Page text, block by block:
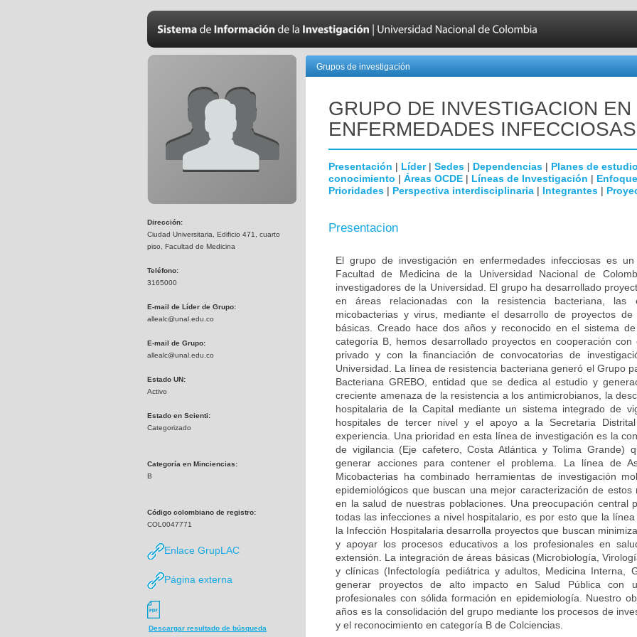
Dirección:
Ciudad Universitaria, Edificio 471, cuarto
piso, Facultad de Medicina
Teléfono:
3165000
E-mail de Líder de Grupo:
allealc@unal.edu.co
E-mail de Grupo:
allealc@unal.edu.co
Estado UN:
Activo
Estado en Scienti:
Categorizado
Categoría en Minciencias:
B
Código colombiano de registro:
COL0047771
Enlace GrupLAC
Página externa
Descargar resultado de búsqueda
Grupos de investigación
GRUPO DE INVESTIGACION EN
ENFERMEDADES INFECCIOSAS
Presentación | Líder| Sedes | Dependencias | Planes de
conocimiento | Áreas OCDE | Líneas de Investigación |
Prioridades | Perspectiva interdisciplinaria | Integrantes |
Presentacion
El grupo de investigación en enfermedades infecciosas es
Facultad de Medicina de la Universidad Nacional de
investigadores de la Universidad. El grupo ha desarrollado
en áreas relacionadas con la resistencia bacteriana, las
micobacterias y virus, mediante el desarrollo de proyectos
básicas. Creado hace dos años y reconocido en el sistema
categoría B, hemos desarrollado proyectos en cooperación
privado y con la financiación de convocatorias de
Universidad. La línea de resistencia bacteriana generó el Grupo
Bacteriana GREBO, entidad que se dedica al estudio y
creciente amenaza de la resistencia a los antimicrobianos, la
hospitalaria de la Capital mediante un sistema integrado de
hospitales de tercer nivel y el apoyo a la Secretaria
experiencia. Una prioridad en esta línea de investigación es la
de vigilancia (Eje cafetero, Costa Atlántica y Tolima Grande)
generar acciones para contener el problema. La línea de
Micobacterias ha combinado herramientas de investigación
epidemiológicos que buscan una mejor caracterización de
en la salud de nuestras poblaciones. Una preocupación central
todas las infecciones a nivel hospitalario, es por esto que la
la Infección Hospitalaria desarrolla proyectos que buscan
y apoyar los procesos educativos a los profesionales en
extensión. La integración de áreas básicas (Microbiología,
y clínicas (Infectología pediátrica y adultos, Medicina Interna,
generar proyectos de alto impacto en Salud Pública con
profesionales con sólida formación en epidemiología. Nuestro
años es la consolidación del grupo mediante los procesos de
y el reconocimiento en categoría B de Colciencias.